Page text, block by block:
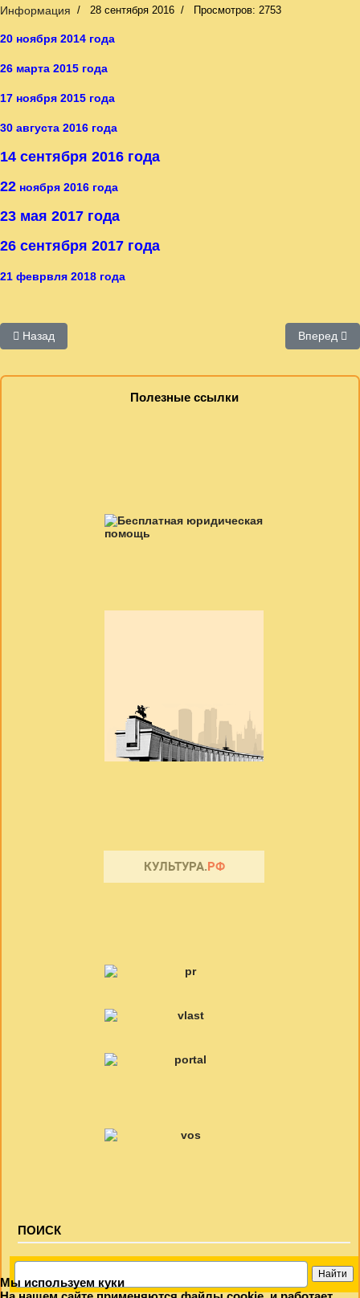
Мы используем куки
Информация 28 сентября 2016 Просмотров: 2753
20 ноября 2014 года
26 марта 2015 года
17 ноября 2015 года
30 августа 2016 года
14 сентября 2016 года
22 ноября 2016 года
23 мая 2017 года
26 сентября 2017 года
21 феврвля 2018 года
Предыдущий: Заседание рабочей группы 2
Назад Вперед
Полезные ссылки
ПОИСК